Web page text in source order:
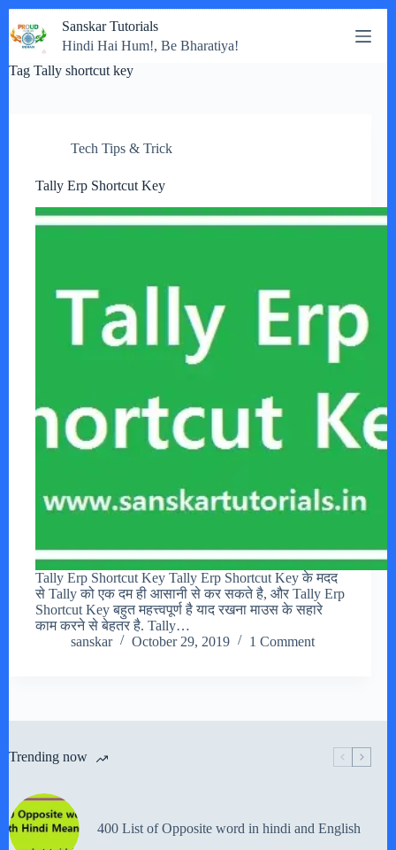
to
content
Sanskar Tutorials
Hindi Hai Hum!, Be Bharatiya!
Tag Tally shortcut key
Tech Tips & Trick
Tally Erp Shortcut Key
Tally Erp Shortcut Key Tally Erp Shortcut Key के मदद
से Tally को एक दम ही आसानी से कर सकते है, और Tally Erp
Shortcut Key बहुत महत्त्वपूर्ण है याद रखना माउस के सहारे
काम करने से बेहतर है. Tally…
sanskar
October 29, 2019 1 Comment
Trending now
400 List of Opposite word in hindi and English